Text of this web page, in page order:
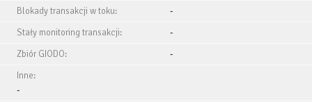
Blokady transakcji w toku:
-
Stały monitoring transakcji:
-
Zbiór GIODO:
-
Inne:
-